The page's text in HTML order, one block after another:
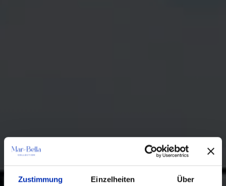
Zustimmung Einzelheiten Über